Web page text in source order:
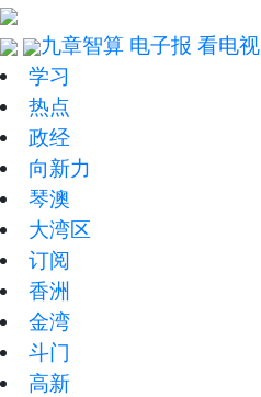
九章智算 电子报 看电视
学习
热点
政经
向新力
琴澳
大湾区
订阅
香洲
金湾
斗门
高新